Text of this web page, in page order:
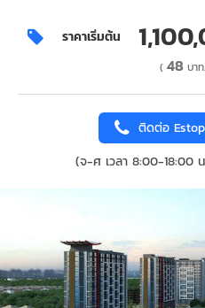
ราคาเริ่มต้น
( 48 บา
ติดต่อ
(จ-ศ เวลา 8:00-18:00